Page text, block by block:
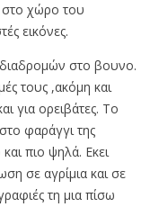
στο χώρο του
εικόνες.
στο βουνο.
τους ,ακόμη και
για ορειβάτες. Το
φαράγγι της
πιο ψηλά. Εκει
σε αγρίμια και σε
τη μια πίσω